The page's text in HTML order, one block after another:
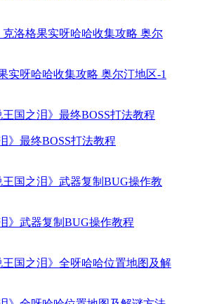
实呀哈哈收集攻略 奥尔汀地区-1
》最终BOSS打法教程
》武器复制BUG操作教程